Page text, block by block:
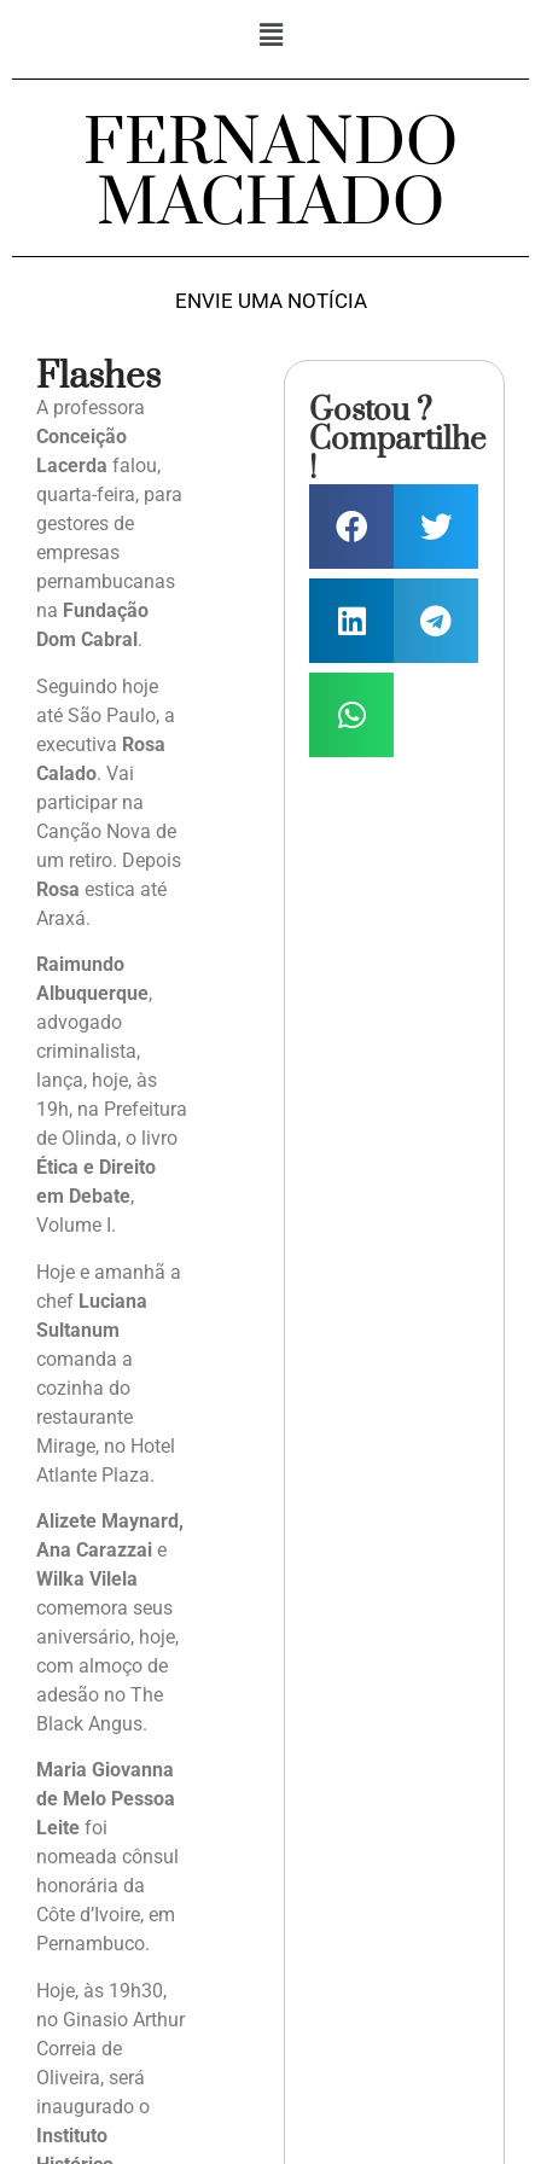
FERNANDO
MACHADO
ENVIE UMA NOTÍCIA
Flashes
A professora
Conceição
Lacerda falou,
quarta-feira, para
gestores de
empresas
pernambucanas
na Fundação
Dom Cabral .
Seguindo hoje
até São Paulo, a
executiva Rosa
Calado. Vai
participar na
Canção Nova de
um retiro. Depois
Rosa estica até
Araxá.
Raimundo
Albuquerque,
advogado
criminalista,
lança, hoje, às
19h, na Prefeitura
de Olinda, o livro
Ética e Direito
em Debate,
Volume I.
Hoje e amanhã a
chef Luciana
Sultanum
comanda a
cozinha do
restaurante
Mirage, no Hotel
Atlante Plaza.
Alizete Maynard,
Ana Carazzai e
Wilka Vilela
comemora seus
aniversário, hoje,
com almoço de
adesão no The
Black Angus.
Maria Giovanna
de Melo Pessoa
Leite foi
nomeada cônsul
honorária da
Côte d’Ivoire, em
Pernambuco.
Hoje, às 19h30,
no Ginasio Arthur
Correia de
Oliveira, será
inaugurado o
Instituto
Gostou ?
Compartilhe
!